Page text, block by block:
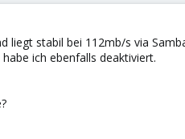
liegt stabil bei 112mb/s via
ich ebenfalls deaktiviert.